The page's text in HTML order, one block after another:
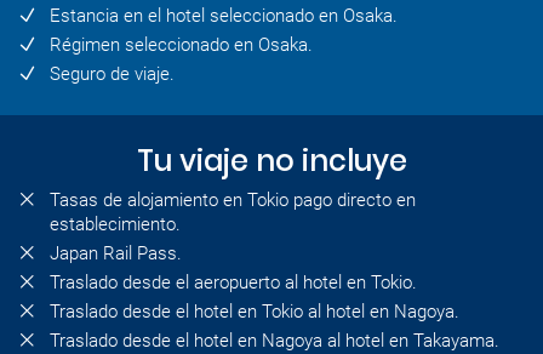
Estancia en el hotel seleccionado en Osaka.
Régimen seleccionado en Osaka.
Seguro de viaje.
Tu viaje no incluye
Tasas de alojamiento en Tokio pago directo en
establecimiento.
Japan Rail Pass.
Traslado desde el aeropuerto al hotel en Tokio.
Traslado desde el hotel en Tokio al hotel en Nagoya.
Traslado desde el hotel en Nagoya al hotel en Takayama.